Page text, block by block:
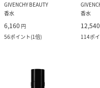
GIVENCHY BEAUTY
香水
6,160 円
56ポイント(1倍)
香水
12,540
114ポ